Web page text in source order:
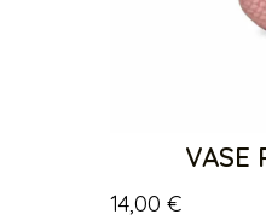
VASE
14,00 €